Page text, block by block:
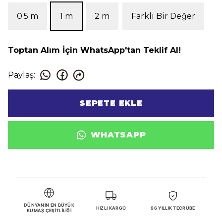
0.5 m 1 m 2 m Farklı Bir Değer
Toptan Alım İçin WhatsApp'tan Teklif Al!
Paylaş:
SEPETE EKLE
WHATSAPP
DÜNYANIN EN BÜYÜK
KUMAŞ ÇEŞITLILIĞI
HIZLI KARGO 96 YILLIK TECRÜBE